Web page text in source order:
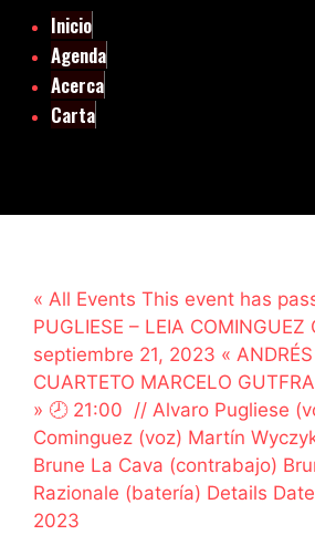
Inicio
Agenda
Acerca
Carta
« All Events This event has
PUGLIESE – LEIA COMINGUEZ
septiembre 21, 2023 « ANDRÉS
CUARTETO MARCELO
» 🕗 21:00 // Alvaro Pugliese
Cominguez (voz) Martín
Brune La Cava (contrabajo)
Razionale (batería) Details
2023